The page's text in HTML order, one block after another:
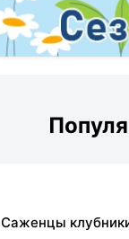
Саженцы